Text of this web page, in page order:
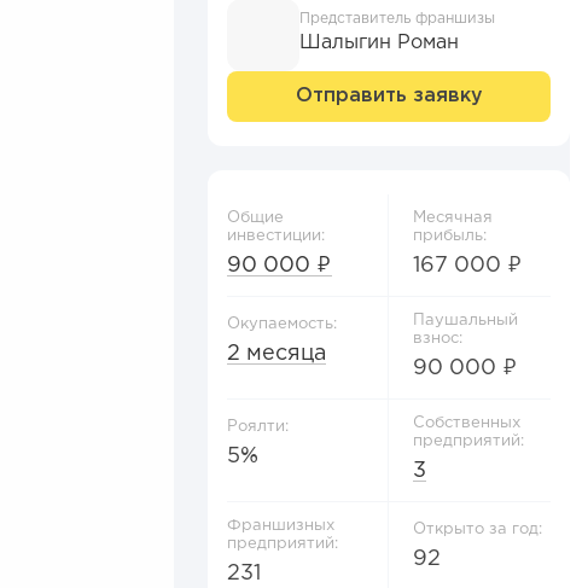
Представитель франшизы
Шалыгин Роман
Отправить заявку
Общие
инвестиции:
90 000 ₽
Месячная
прибыль:
167 000 ₽
Окупаемость:
2 месяца
Паушальный
взнос:
90 000 ₽
Роялти:
5%
Собственных
предприятий:
3
Франшизных
предприятий:
231
Открыто за год:
92